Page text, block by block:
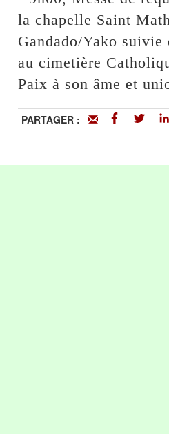
la chapelle Saint
Gandado/Yako suivie
au cimetière
Paix à son âme et
PARTAGER :